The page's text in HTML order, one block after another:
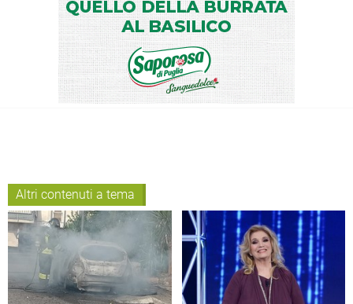
Altri contenuti a tema